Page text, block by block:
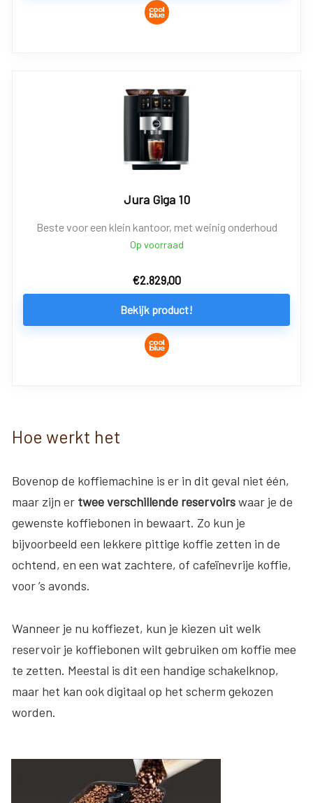
Jura Giga 10
Beste voor een klein kantoor, met weinig onderhoud
Op voorraad
€2.829,00
Bekijk product!
Hoe werkt het
Bovenop de koffiemachine is er in dit geval niet één,
maar zijn er twee verschillende reservoirswaar je de
gewenste koffiebonen in bewaart. Zo kun je
bijvoorbeeld een lekkere pittige koffie zetten in de
ochtend, en een wat zachtere, of cafeïnevrije koffie,
voor ’s avonds.
Wanneer je nu koffiezet, kun je kiezen uit welk
reservoir je koffiebonen wilt gebruiken om koffie mee
te zetten. Meestal is dit een handige schakelknop,
maar het kan ook digitaal op het scherm gekozen
worden.